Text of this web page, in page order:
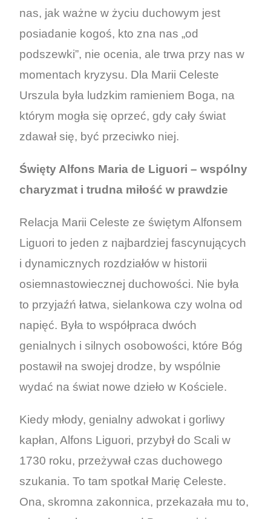
nas, jak ważne w życiu duchowym jest
posiadanie kogoś, kto zna nas „od
podszewki”, nie ocenia, ale trwa przy nas w
momentach kryzysu. Dla Marii Celeste
Urszula była ludzkim ramieniem Boga, na
którym mogła się oprzeć, gdy cały świat
zdawał się, być przeciwko niej.
Święty Alfons Maria de Liguori – wspólny
charyzmat i trudna miłość w prawdzie
Relacja Marii Celeste ze świętym Alfonsem
Liguori to jeden z najbardziej fascynujących
i dynamicznych rozdziałów w historii
osiemnastowiecznej duchowości. Nie była
to przyjaźń łatwa, sielankowa czy wolna od
napięć. Była to współpraca dwóch
genialnych i silnych osobowości, które Bóg
postawił na swojej drodze, by wspólnie
wydać na świat nowe dzieło w Kościele.
Kiedy młody, genialny adwokat i gorliwy
kapłan, Alfons Liguori, przybył do Scali w
1730 roku, przeżywał czas duchowego
szukania. To tam spotkał Marię Celeste.
Ona, skromna zakonnica, przekazała mu to,